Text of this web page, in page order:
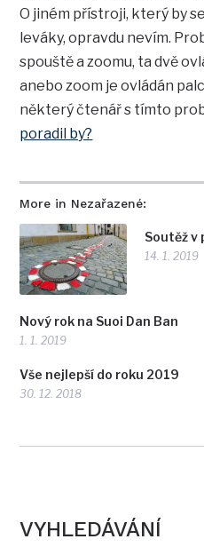
More in Nezařazené:
Soutěž v
14. 1. 2019
Nový rok na Suoi Dan Ban
1. 1. 2019
Vše nejlepší do roku 2019
30. 12. 2018
O jiném přístroji, který by
leváky, opravdu nevím.
spouště a zoomu, ta dvě
anebo zoom je ovládán
některý čtenář s tímto
poradil by?
VYHLEDÁVÁNÍ